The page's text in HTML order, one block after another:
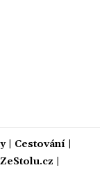
| Cestování|
ZeStolu.cz